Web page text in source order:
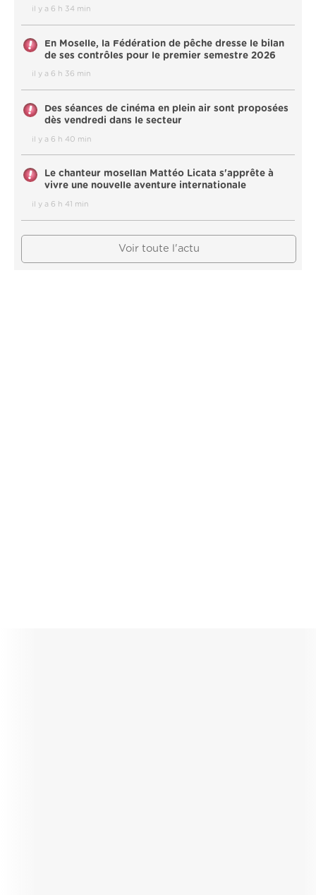
il y a 6 h 34 min
En Moselle, la Fédération de pêche dresse le bilan
de ses contrôles pour le premier semestre 2026
il y a 6 h 36 min
Des séances de cinéma en plein air sont proposées
dès vendredi dans le secteur
il y a 6 h 40 min
Le chanteur mosellan Mattéo Licata s'apprête à
vivre une nouvelle aventure internationale
il y a 6 h 41 min
Voir toute l'actu